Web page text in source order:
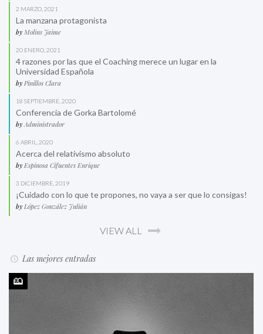
2 MARZO, 2021
La manzana protagonista
by Molins Jaime
20 ENERO, 2021
4 razones por las que el Coaching merece un lugar en la
Universidad Española
by Pinillos Clara
18 SEPTIEMBRE, 2020
Conferencia de Gorka Bartolomé
byAdministrador
6 ABRIL, 2020
Acerca del relativismo absoluto
by Espinosa Cifuentes Enrique
3 DICIEMBRE, 2019
¡Cuidado con lo que te propones, no vaya a ser que lo consigas!
by López González Julián
VIEW ALL
Las mejores entradas